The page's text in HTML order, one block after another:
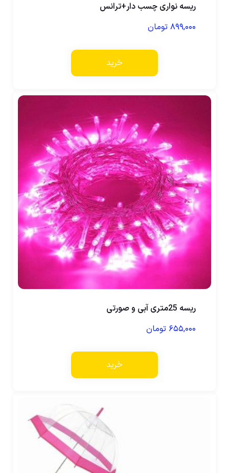
ریسه نواری چسب دار+ترانس
۸۹۹,۰۰۰ تومان
خرید
ریسه 25متری آبی و صورتی
۶۵۵,۰۰۰ تومان
خرید